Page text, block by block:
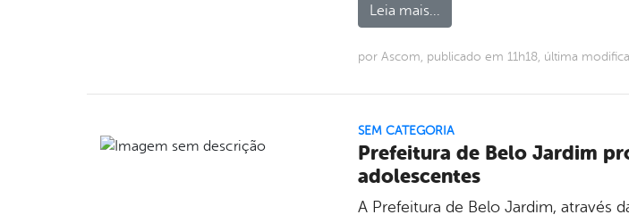
Leia mais...
por Ascom, publicado em 11h18, última
SEM CATEGORIA
Prefeitura de Belo Jardim
adolescentes
A Prefeitura de Belo Jardim, através